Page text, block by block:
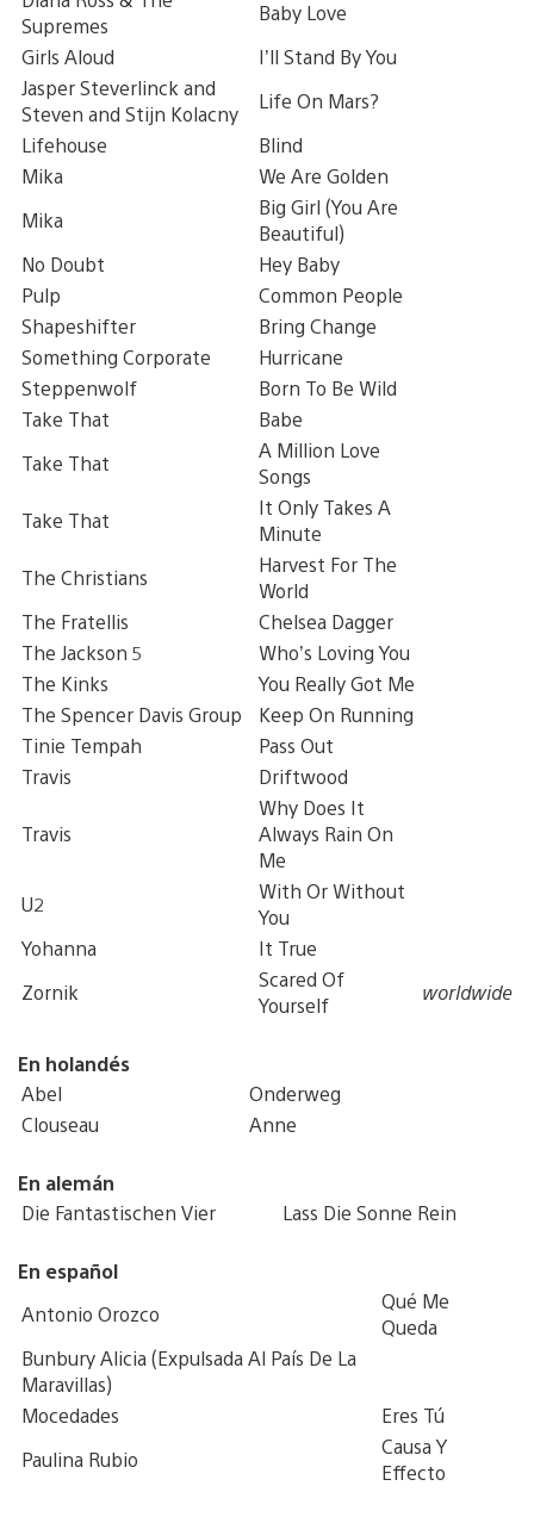
Supremes
Baby Love
Girls Aloud
I’ll Stand By You
Jasper Steverlinck and
Steven and Stijn Kolacny
Life On Mars?
Lifehouse
Blind
Mika
We Are Golden
Mika
Big Girl (You Are
Beautiful)
No Doubt
Hey Baby
Pulp
Common People
Shapeshifter
Bring Change
Something Corporate
Hurricane
Steppenwolf
Born To Be Wild
Take That
Babe
Take That
A Million Love
Songs
Take That
It Only Takes A
Minute
The Christians
Harvest For The
World
The Fratellis
Chelsea Dagger
The Jackson 5
Who’s Loving You
The Kinks
You Really Got Me
The Spencer Davis Group
Keep On Running
Tinie Tempah
Pass Out
Travis
Driftwood
Travis
Why Does It
Always Rain On
Me
U2
With Or Without
You
Yohanna
It True
Zornik
Scared Of
Yourself
worldwide
En holandés
Abel
Onderweg
Clouseau
Anne
En alemán
Die Fantastischen Vier
Lass Die Sonne Rein
En español
Antonio Orozco
Qué Me
Queda
Bunbury Alicia (Expulsada Al País De La
Maravillas)
Mocedades
Eres Tú
Paulina Rubio
Causa Y
Effecto